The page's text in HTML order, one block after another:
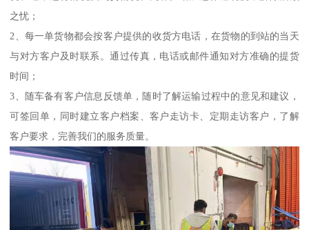
之忧；
2、每一单货物都会按客户提供的收货方电话，在货物的到站的当天
与对方客户及时联系。通过传真，电话或邮件通知对方准确的提货
时间；
3、随车备有客户信息反馈单，随时了解运输过程中的意见和建议，
可签回单，同时建立客户档案、客户走访卡、定期走访客户，了解
客户要求，完善我们的服务质量。